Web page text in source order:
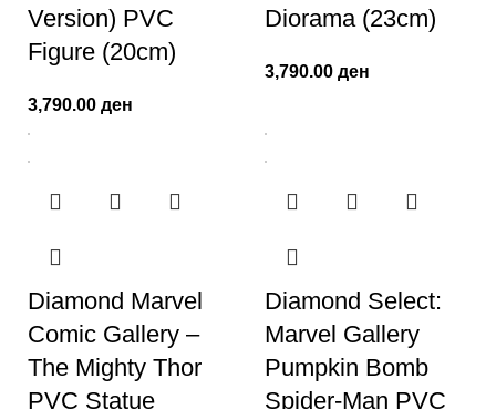
Version) PVC
Figure (20cm)
3,790.00 ден
Diorama (23cm)
3,790.00 ден
Diamond Marvel
Comic Gallery –
The Mighty Thor
PVC Statue
Diamond Select:
Marvel Gallery
Pumpkin Bomb
Spider-Man PVC